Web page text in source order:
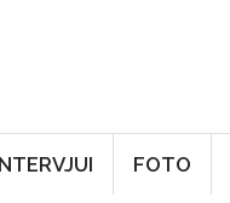
FOTO